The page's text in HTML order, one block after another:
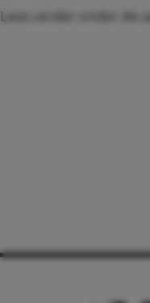
Lees verder onder de